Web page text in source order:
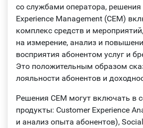
со службами оператора, решения
Experience Management (CEM)
комплекс средств и
на измерение, анализ и
восприятия абонентом услуг и
Это положительным образом
лояльности абонентов и
Решения CEM могут включать в
продукты: Customer Experience
и анализ опыта абонентов),